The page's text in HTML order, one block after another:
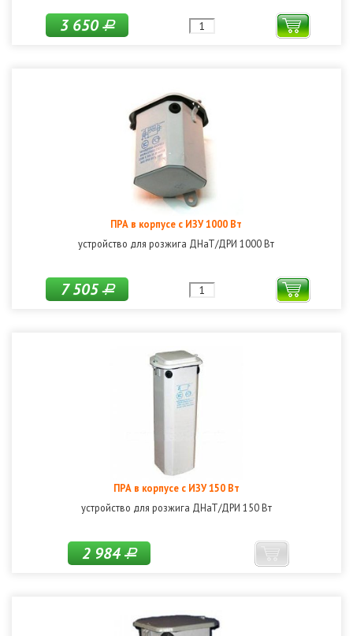
3 650Р
ПРА в корпусе с ИЗУ 1000 Вт
устройство для розжига ДНаТ/ДРИ 1000 Вт
7 505Р
ПРА в корпусе с ИЗУ 150 Вт
устройство для розжига ДНаТ/ДРИ 150 Вт
2 984Р